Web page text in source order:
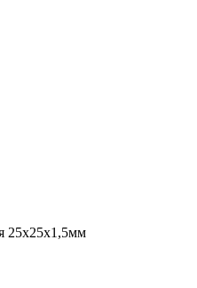
25х25х1,5мм